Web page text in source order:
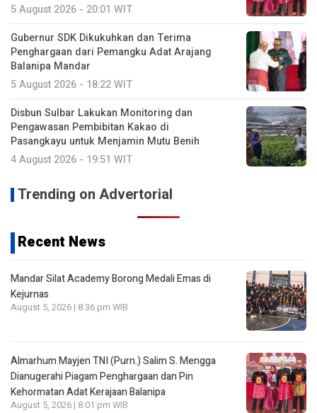
5 August 2026 - 20:01 WIT
Gubernur SDK Dikukuhkan dan Terima
Penghargaan dari Pemangku Adat Arajang
Balanipa Mandar
5 August 2026 - 18:22 WIT
Disbun Sulbar Lakukan Monitoring dan
Pengawasan Pembibitan Kakao di
Pasangkayu untuk Menjamin Mutu Benih
4 August 2026 - 19:51 WIT
Trending on Advertorial
Recent News
Mandar Silat Academy Borong Medali Emas di
Kejurnas
August 5, 2026 | 8:36 pm WIB
Almarhum Mayjen TNI (Purn.) Salim S. Mengga
Dianugerahi Piagam Penghargaan dan Pin
Kehormatan Adat Kerajaan Balanipa
August 5, 2026 | 8:01 pm WIB